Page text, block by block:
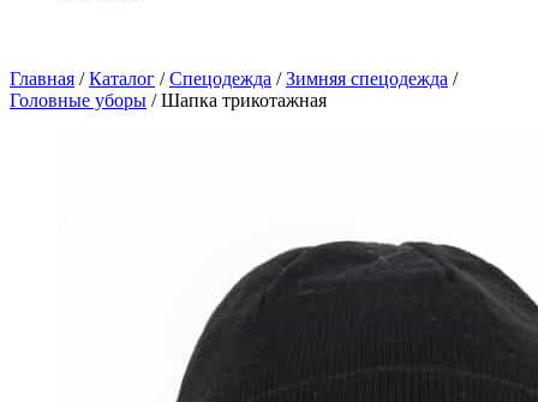
Главная / Каталог / Спецодежда / Зимняя спецодежда /
Головные уборы / Шапка трикотажная